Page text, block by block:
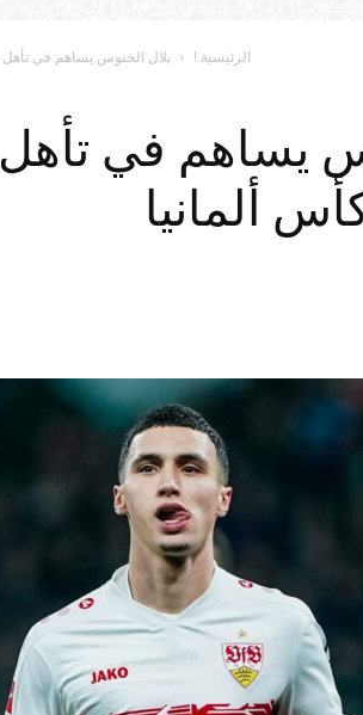
الرئيسية ! بلال الخنوس يساهم في تأهل
يساهم في
ألمانيا